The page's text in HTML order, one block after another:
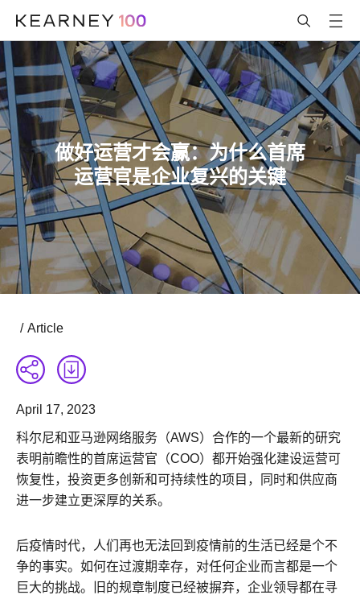
做好运营才会赢：为什么首席
运营官是企业复兴的关键
/ Article
April 17, 2023
科尔尼和亚马逊网络服务（AWS）合作的一个最新的研究
表明前瞻性的首席运营官（COO）都开始强化建设运营可
恢复性，投资更多创新和可持续性的项目，同时和供应商
进一步建立更深厚的关系。
后疫情时代，人们再也无法回到疫情前的生活已经是个不
争的事实。如何在过渡期幸存，对任何企业而言都是一个
巨大的挑战。旧的规章制度已经被摒弃，企业领导都在寻